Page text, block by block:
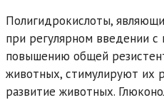
Полигидрокислоты,
при регулярном введении
повышению общей
животных, стимулируют их
развитие животных.